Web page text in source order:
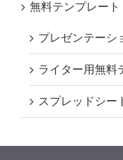
無料テンプレート
プレゼンテーシ
ライター用無料
スプレッドシー